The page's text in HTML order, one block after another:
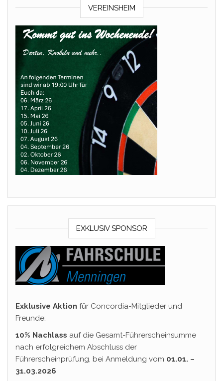
VEREINSHEIM
EXKLUSIV SPONSOR
Exklusive Aktion für Concordia-Mitglieder und
Freunde:
10% Nachlass auf die Gesamt-Führerscheinsumme
nach erfolgreichem Abschluss der
Führerscheinprüfung, bei Anmeldung vom 01.01. –
31.03.2026